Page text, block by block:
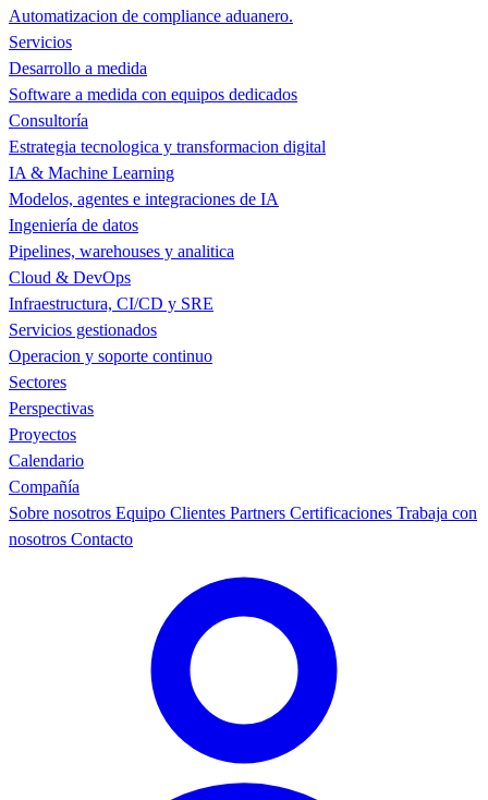
Automatizacion de compliance aduanero.
Servicios
Desarrollo a medida
Software a medida con equipos dedicados
Consultoría
Estrategia tecnologica y transformacion digital
IA & Machine Learning
Modelos, agentes e integraciones de IA
Ingeniería de datos
Pipelines, warehouses y analitica
Cloud & DevOps
Infraestructura, CI/CD y SRE
Servicios gestionados
Operacion y soporte continuo
Sectores
Perspectivas
Proyectos
Calendario
Compañía
Sobre nosotros Equipo Clientes Partners Certificaciones Trabaja con
nosotros Contacto